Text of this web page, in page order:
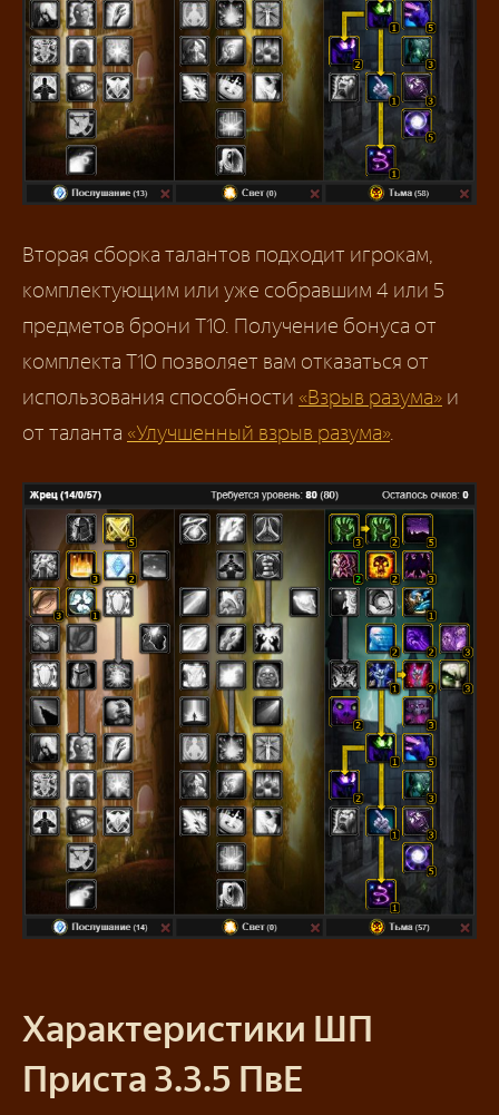
Вторая сборка талантов подходит игрокам,
комплектующим или уже собравшим 4 или 5
предметов брони Т10. Получение бонуса от
комплекта Т10 позволяет вам отказаться от
использования способности «Взрыв разума» и
от таланта «Улучшенный взрыв разума».
Характеристики ШП
Приста 3.3.5 ПвЕ